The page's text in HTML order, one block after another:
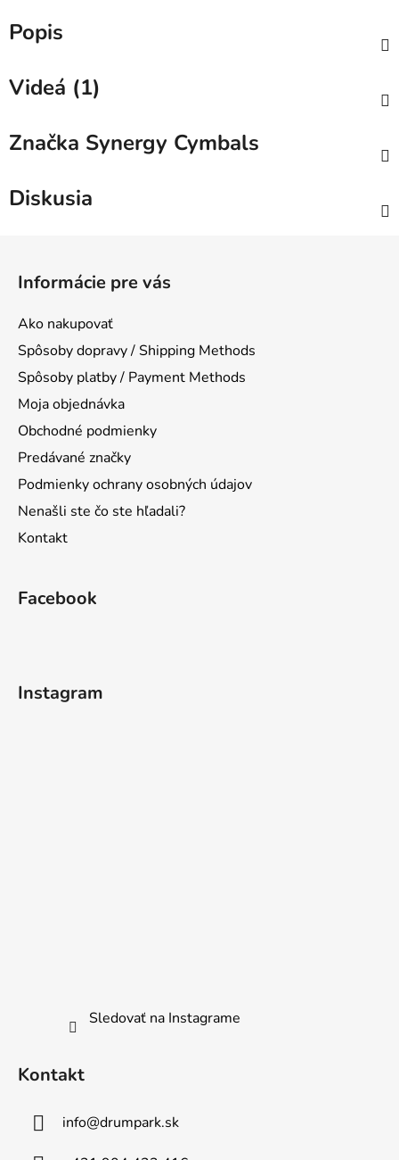
Popis
Videá (1)
Značka Synergy Cymbals
Diskusia
Informácie pre vás
Ako nakupovať
Spôsoby dopravy / Shipping Methods
Spôsoby platby / Payment Methods
Moja objednávka
Obchodné podmienky
Predávané značky
Podmienky ochrany osobných údajov
Nenašli ste čo ste hľadali?
Kontakt
Facebook
Instagram
Sledovať na Instagrame
Kontakt
info@drumpark.sk